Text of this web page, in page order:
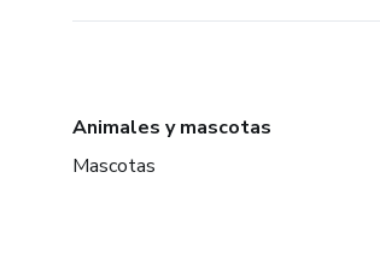
Animales y mascotas
Mascotas